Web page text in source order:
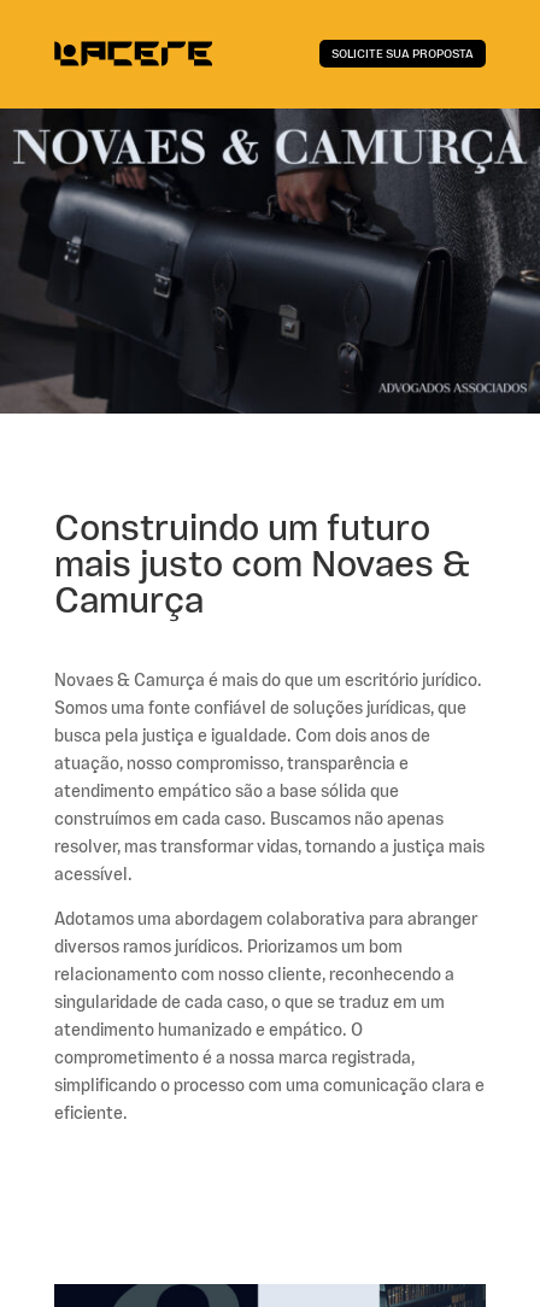
SOLICITE SUA PROPOSTA
Construindo um futuro
mais justo com Novaes &
Camurça
Novaes & Camurça é mais do que um escritório jurídico.
Somos uma fonte confiável de soluções jurídicas, que
busca pela justiça e igualdade. Com dois anos de
atuação, nosso compromisso, transparência e
atendimento empático são a base sólida que
construímos em cada caso. Buscamos não apenas
resolver, mas transformar vidas, tornando a justiça mais
acessível.
Adotamos uma abordagem colaborativa para abranger
diversos ramos jurídicos. Priorizamos um bom
relacionamento com nosso cliente, reconhecendo a
singularidade de cada caso, o que se traduz em um
atendimento humanizado e empático. O
comprometimento é a nossa marca registrada,
simplificando o processo com uma comunicação clara e
eficiente.